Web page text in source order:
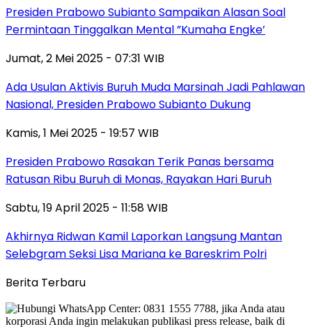
Presiden Prabowo Subianto Sampaikan Alasan Soal
Permintaan Tinggalkan Mental ”Kumaha Engke’
Jumat, 2 Mei 2025 - 07:31 WIB
Ada Usulan Aktivis Buruh Muda Marsinah Jadi Pahlawan
Nasional, Presiden Prabowo Subianto Dukung
Kamis, 1 Mei 2025 - 19:57 WIB
Presiden Prabowo Rasakan Terik Panas bersama
Ratusan Ribu Buruh di Monas, Rayakan Hari Buruh
Sabtu, 19 April 2025 - 11:58 WIB
Akhirnya Ridwan Kamil Laporkan Langsung Mantan
Selebgram Seksi Lisa Mariana ke Bareskrim Polri
Berita Terbaru